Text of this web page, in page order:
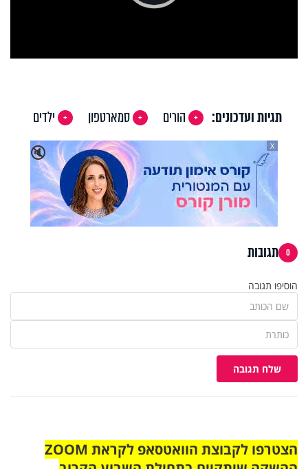
תגיות ועדכונים: הורים סמארטפון
ילדים
🔇
X
0 תגובות
הוסיפו תגובה
שלח תגובה
הצטרפו לקבוצת הוואטסאפ לקראת ZOOM